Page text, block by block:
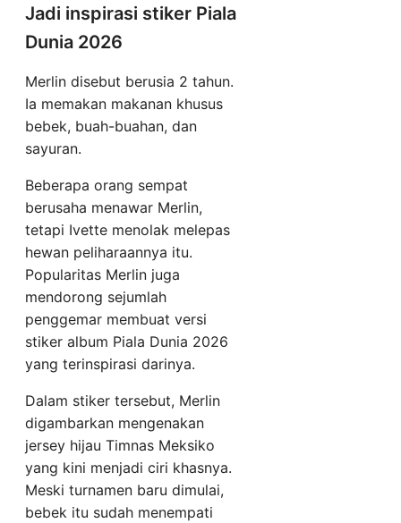
Jadi inspirasi stiker Piala
Dunia 2026
Merlin disebut berusia 2 tahun.
Ia memakan makanan khusus
bebek, buah-buahan, dan
sayuran.
Beberapa orang sempat
berusaha menawar Merlin,
tetapi Ivette menolak melepas
hewan peliharaannya itu.
Popularitas Merlin juga
mendorong sejumlah
penggemar membuat versi
stiker album Piala Dunia 2026
yang terinspirasi darinya.
Dalam stiker tersebut, Merlin
digambarkan mengenakan
jersey hijau Timnas Meksiko
yang kini menjadi ciri khasnya.
Meski turnamen baru dimulai,
bebek itu sudah menempati